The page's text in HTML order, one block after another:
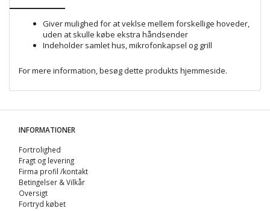
Giver mulighed for at veklse mellem forskellige hoveder,
uden at skulle købe ekstra håndsender
Indeholder samlet hus, mikrofonkapsel og grill
For mere information, besøg dette produkts hjemmeside.
INFORMATIONER
Fortrolighed
Fragt og levering
Firma profil /kontakt
Betingelser & Vilkår
Oversigt
Fortryd købet